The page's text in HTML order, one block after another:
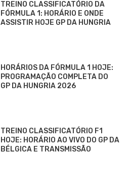
TREINO CLASSIFICATÓRIO DA
FÓRMULA 1: HORÁRIO E ONDE
ASSISTIR HOJE GP DA HUNGRIA
HORÁRIOS DA FÓRMULA 1 HOJE:
PROGRAMAÇÃO COMPLETA DO
GP DA HUNGRIA 2026
TREINO CLASSIFICATÓRIO F1
HOJE: HORÁRIO AO VIVO DO GP DA
BÉLGICA E TRANSMISSÃO